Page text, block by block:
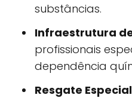
substâncias.
Infraestrutura
profissionais
dependência
Resgate